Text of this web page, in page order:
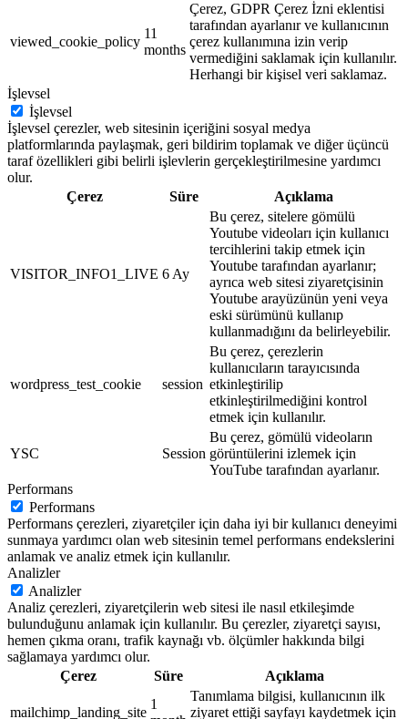
viewed_cookie_policy
11
months
Çerez, GDPR Çerez İzni eklentisi
tarafından ayarlanır ve kullanıcının
çerez kullanımına izin verip
vermediğini saklamak için kullanılır.
Herhangi bir kişisel veri saklamaz.
İşlevsel
İşlevsel
İşlevsel çerezler, web sitesinin içeriğini sosyal medya
platformlarında paylaşmak, geri bildirim toplamak ve diğer üçüncü
taraf özellikleri gibi belirli işlevlerin gerçekleştirilmesine yardımcı
olur.
Çerez
Süre Açıklama
VISITOR_INFO1_LIVE 6 Ay
Bu çerez, sitelere gömülü
Youtube videoları için kullanıcı
tercihlerini takip etmek için
Youtube tarafından ayarlanır;
ayrıca web sitesi ziyaretçisinin
Youtube arayüzünün yeni veya
eski sürümünü kullanıp
kullanmadığını da belirleyebilir.
wordpress_test_cookie session
Bu çerez, çerezlerin
kullanıcıların tarayıcısında
etkinleştirilip
etkinleştirilmediğini kontrol
etmek için kullanılır.
YSC Session
Bu çerez, gömülü videoların
görüntülerini izlemek için
YouTube tarafından ayarlanır.
Performans
Performans
Performans çerezleri, ziyaretçiler için daha iyi bir kullanıcı deneyimi
sunmaya yardımcı olan web sitesinin temel performans endekslerini
anlamak ve analiz etmek için kullanılır.
Analizler
Analizler
Analiz çerezleri, ziyaretçilerin web sitesi ile nasıl etkileşimde
bulunduğunu anlamak için kullanılır. Bu çerezler, ziyaretçi sayısı,
hemen çıkma oranı, trafik kaynağı vb. ölçümler hakkında bilgi
sağlamaya yardımcı olur.
Çerez
Süre Açıklama
mailchimp_landing_site
1
Tanımlama bilgisi, kullanıcının ilk
ziyaret ettiği sayfayı kaydetmek için